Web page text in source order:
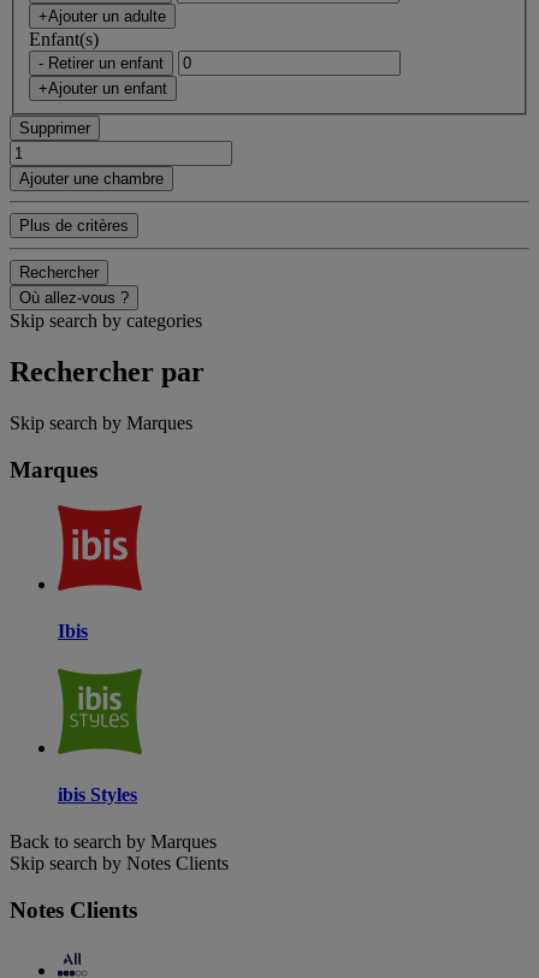
+Ajouter un adulte
Enfant(s)
- Retirer un enfant
+Ajouter un enfant
Supprimer
Ajouter une chambre
Plus de critères
Rechercher
Où allez-vous ?
Skip search by categories
Rechercher par
Skip search by Marques
Marques
Ibis
ibis Styles
Back to search by Marques
Skip search by Notes Clients
Notes Clients